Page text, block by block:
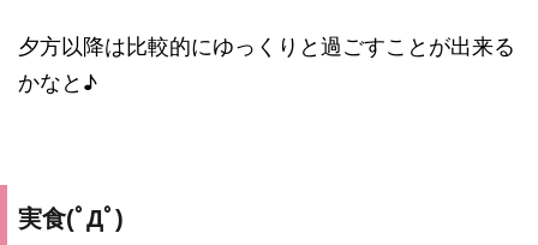
夕方以降は比較的にゆっくりと過ごすことが出来る
かなと♪
実食(ﾟДﾟ)